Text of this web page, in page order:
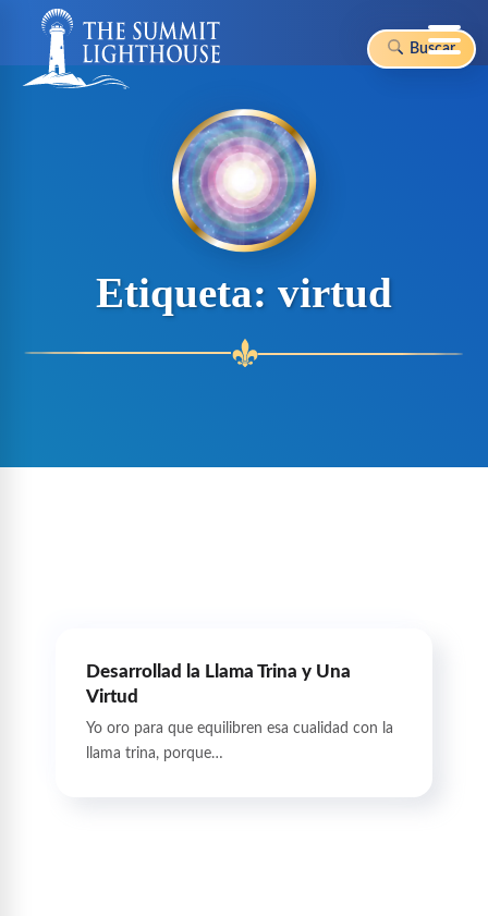
Buscar
Etiqueta: virtud
Desarrollad la Llama Trina y Una
Virtud
Yo oro para que equilibren esa cualidad con la
llama trina, porque…